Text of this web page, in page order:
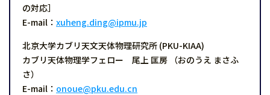
の対応］
E-mail： xuheng.ding@ipmu.jp
北京大学カブリ天文天体物理研究所 (PKU-KIAA)
カブリ天体物理学フェロー 尾上 匡房 （おのうえ まさふ
さ）
E-mail： onoue@pku.edu.cn